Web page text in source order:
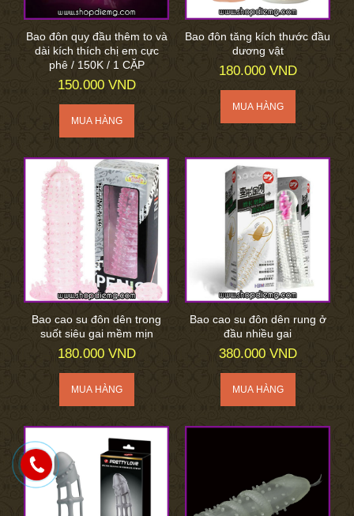
Bao đôn quy đầu thêm to và
dài kích thích chị em cực
phê / 150K / 1 CẶP
150.000 VND
Bao đôn tăng kích thước đầu
dương vật
180.000 VND
Bao cao su đôn dên trong
suốt siêu gai mềm mịn
180.000 VND
Bao cao su đôn dên rung ở
đầu nhiều gai
380.000 VND